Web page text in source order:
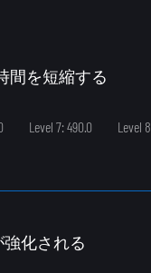
間を短縮する
Level 7: 490.0 Level
化される